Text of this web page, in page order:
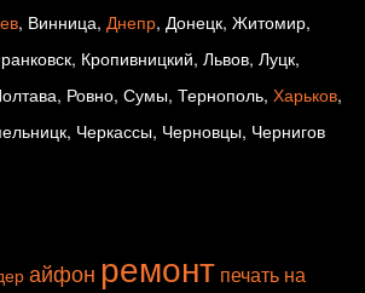
, Винница, Днепр, Донецк, Житомир,
Кропивницкий, Львов, Луцк,
Ровно, Сумы, Тернополь, Харьков,
Черкассы, Черновцы, Чернигов
айфон ремонт печать на